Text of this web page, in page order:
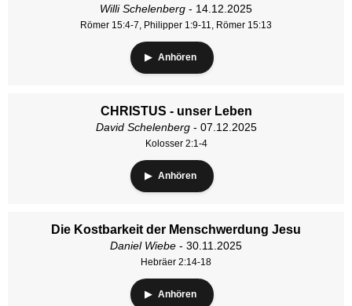
Willi Schelenberg - 14.12.2025
Römer 15:4-7, Philipper 1:9-11, Römer 15:13
Anhören
CHRISTUS - unser Leben
David Schelenberg- 07.12.2025
Kolosser 2:1-4
Anhören
Die Kostbarkeit der Menschwerdung Jesu
Daniel Wiebe - 30.11.2025
Hebräer 2:14-18
Anhören